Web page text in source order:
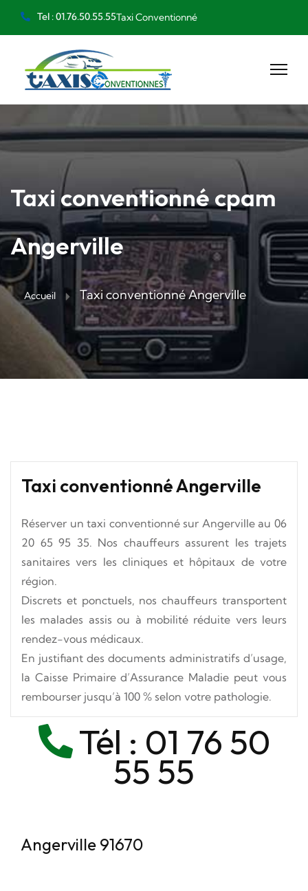
Tel : 01.76.50.55.55Taxi Conventionné
Taxi conventionné cpam
Angerville
Accueil Taxi conventionné Angerville
Taxi conventionné Angerville
Réserver un taxi conventionné sur Angerville au 06
20 65 95 35. Nos chauffeurs assurent les trajets
sanitaires vers les cliniques et hôpitaux de votre
région.
Discrets et ponctuels, nos chauffeurs transportent
les malades assis ou à mobilité réduite vers leurs
rendez-vous médicaux.
En justifiant des documents administratifs d’usage,
la Caisse Primaire d’Assurance Maladie peut vous
rembourser jusqu’à 100 % selon votre pathologie.
Tél : 01 76 50
55 55
Angerville 91670